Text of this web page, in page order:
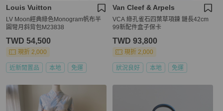
Louis Vuitton
LV Moon經典綠色Monogram帆布半
圓彎月斜背包M23838
TWD 54,500
現折 2,000
近新閒置品 本地 免運
Van Cleef & Arpels
VCA 綠孔雀石四葉草項鍊 鏈長42cm
99新配件盒子保卡
TWD 93,800
現折 2,000
狀況良好 本地 免運